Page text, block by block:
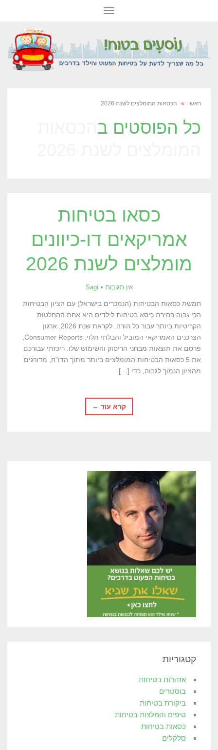
תפריט
ראשי » הכסאות המומלצים לשנת 2026
כל הפוסטים ב
כסאו בטיחות
אמריקאים דו-כיוונים
מומלצים לשנת 2026
אין תגובות Sagi
חמשת כסאות הבטיחות (הנמכרים בישראל) עם הציון הבטיחות
הכי גבוה בחירת כיסא בטיחות לילדים היא אחת ההחלטות
הקריטיות ביותר עבור כל הורה. לקראת שנת 2026, ארגון
פרסם את תוצאות מבחני הריסוק והשימוש שלו. ריכזתי עבורכם
את 5 כסאות הבטיחות המומלצים ביותר מתוך הדו"ח, מדורגים
מהציון הנמוך לגבוה, כדי […]
קרא עוד ←
קטגוריות
אזהרות בטיחות
בוסטרים
ביקורת בטיחות
טיפים והמלצות בטיחות
כסאות בטיחות
סלקלים